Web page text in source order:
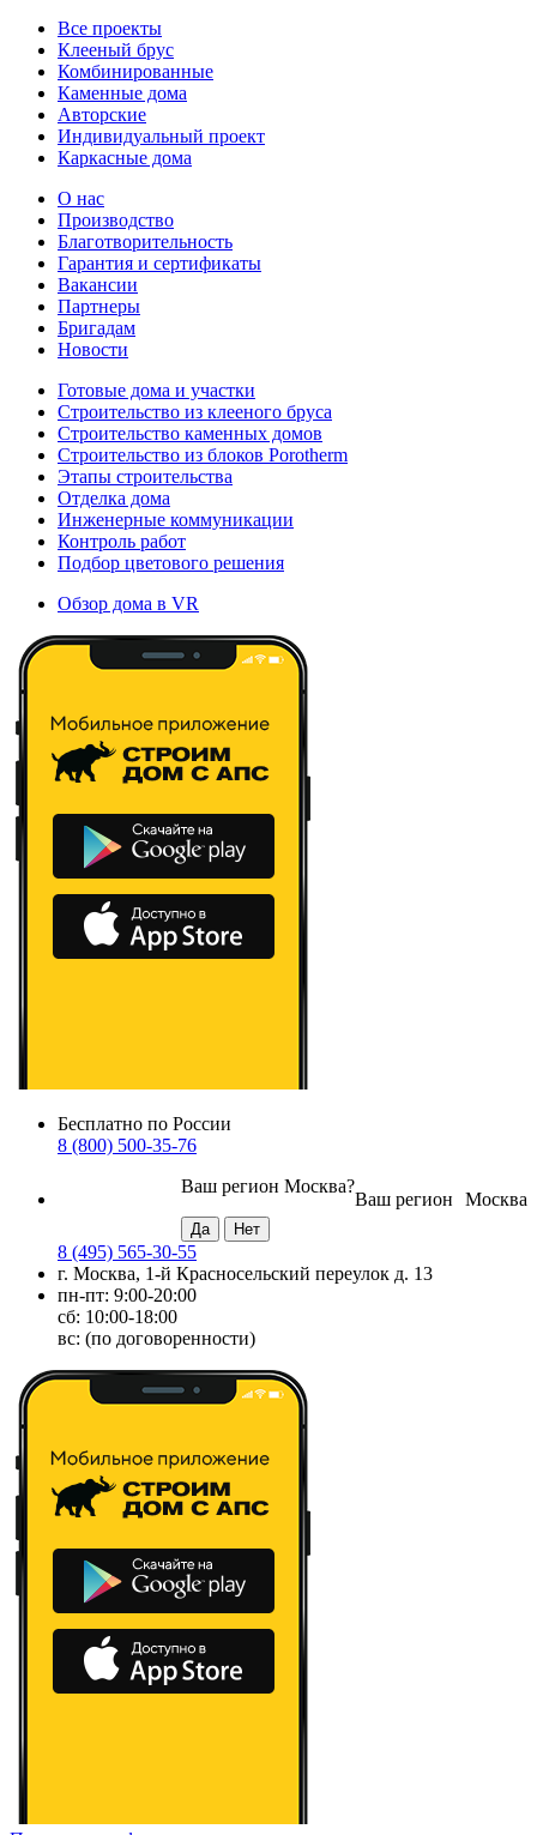
Все проекты
Клееный брус
Комбинированные
Каменные дома
Авторские
Индивидуальный проект
Каркасные дома
О нас
Производство
Благотворительность
Гарантия и сертификаты
Вакансии
Партнеры
Бригадам
Новости
Готовые дома и участки
Строительство из клееного бруса
Строительство каменных домов
Строительство из блоков Porotherm
Этапы строительства
Отделка дома
Инженерные коммуникации
Контроль работ
Подбор цветового решения
Обзор дома в VR
Бесплатно по России
8 (800) 500-35-76
Москва
Ваш регион
Ваш регион Москва?
8 (495) 565-30-55
г. Москва, 1-й Красносельский переулок д. 13
пн-пт: 9:00-20:00
сб: 10:00-18:00
вс: (по договоренности)